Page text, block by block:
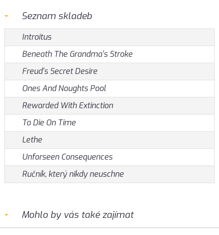
Seznam skladeb
Introitus
Beneath The Grandma's Stroke
Freud's Secret Desire
Ones And Noughts Pool
Rewarded With Extinction
To Die On Time
Lethe
Unforseen Consequences
Ručník, který nikdy neuschne
Mohlo by vás také zajímat